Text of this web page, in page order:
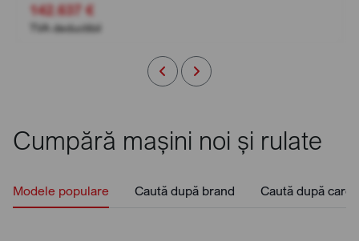
142.637 €
TVA deductibil
Cumpără mașini noi și rulate
Modele populare Caută după brand Caută după